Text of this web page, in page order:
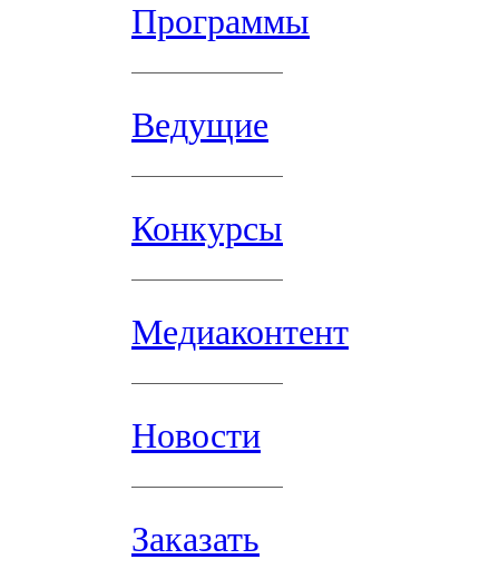
Программы
Ведущие
Конкурсы
Медиаконтент
Новости
Заказать